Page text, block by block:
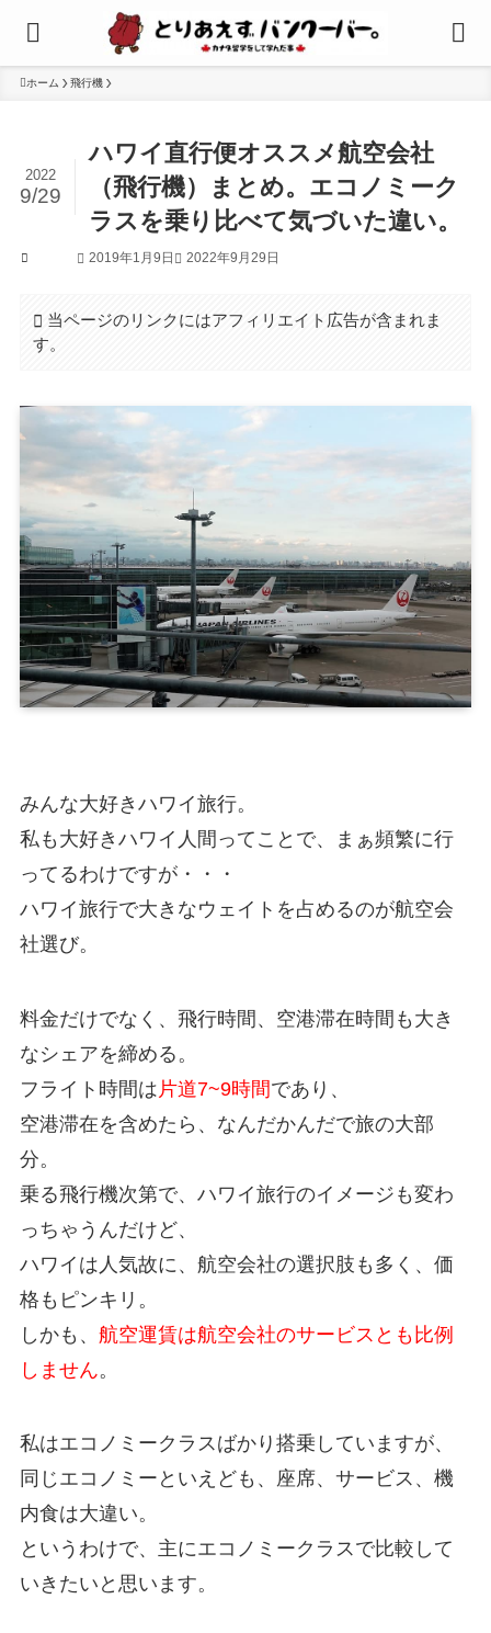
ホーム 飛行機
ハワイ直行便オススメ航空会社
（飛行機）まとめ。エコノミーク
ラスを乗り比べて気づいた違い。
2022
9/29
2019年1月9日 2022年9月29日
当ページのリンクにはアフィリエイト広告が含まれま
す。
みんな大好きハワイ旅行。
私も大好きハワイ人間ってことで、まぁ頻繁に行
ってるわけですが・・・
ハワイ旅行で大きなウェイトを占めるのが航空会
社選び。
料金だけでなく、飛行時間、空港滞在時間も大き
なシェアを締める。
フライト時間は 片道7~9時間であり、
空港滞在を含めたら、なんだかんだで旅の大部
分。
乗る飛行機次第で、ハワイ旅行のイメージも変わ
っちゃうんだけど、
ハワイは人気故に、航空会社の選択肢も多く、価
格もピンキリ。
しかも、 航空運賃は航空会社のサービスとも比例
しません。
私はエコノミークラスばかり搭乗していますが、
同じエコノミーといえども、座席、サービス、機
内食は大違い。
というわけで、主にエコノミークラスで比較して
いきたいと思います。